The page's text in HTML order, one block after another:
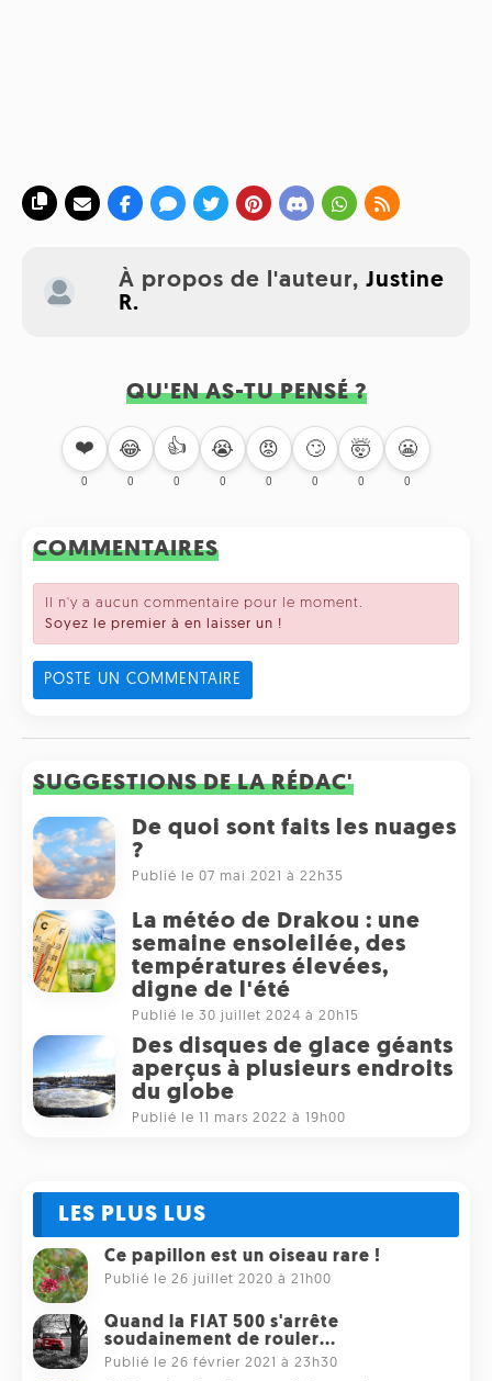
À propos de l'auteur, Justine
R.
QU'EN AS-TU PENSÉ ?
❤️
0
😂
0
👍
0
😭
0
😡
0
🙄
0
🤯
0
😬
0
COMMENTAIRES
Il n'y a aucun commentaire pour le moment.
Soyez le premier à en laisser un !
POSTE UN COMMENTAIRE
SUGGESTIONS DE LA RÉDAC'
De quoi sont faits les nuages
?
Publié le 07 mai 2021 à 22h35
La météo de Drakou : une
semaine ensoleilée, des
températures élevées,
digne de l'été
Publié le 30 juillet 2024 à 20h15
Des disques de glace géants
aperçus à plusieurs endroits
du globe
Publié le 11 mars 2022 à 19h00
LES PLUS LUS
Ce papillon est un oiseau rare !
Publié le 26 juillet 2020 à 21h00
Quand la FIAT 500 s'arrête
soudainement de rouler...
Publié le 26 février 2021 à 23h30